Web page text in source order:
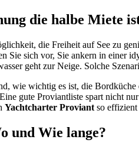
die halbe Miete
die Freiheit auf See zu
Sie sich vor, Sie ankern in
geht zur Neige. Solche
wie wichtig es ist, die
gute Proviantliste spart nicht
Yachtcharter Proviant so
und Wie lange?